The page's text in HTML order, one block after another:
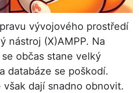
vývojového prostředí
nástroj (X)AMPP. Na
občas stane velký
databáze se poškodí.
však dají snadno obnovit.